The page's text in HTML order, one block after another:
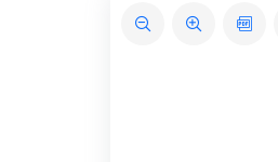
اورژانس